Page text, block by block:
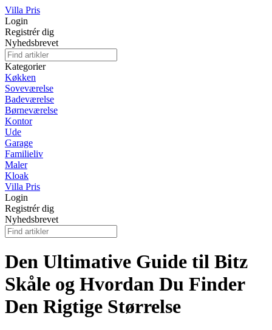
Villa Pris
Login
Registrér dig
Nyhedsbrevet
Kategorier
Køkken
Soveværelse
Badeværelse
Børneværelse
Kontor
Ude
Garage
Familieliv
Maler
Kloak
Villa Pris
Login
Registrér dig
Nyhedsbrevet
Den Ultimative Guide til Bitz
Skåle og Hvordan Du Finder
Den Rigtige Størrelse